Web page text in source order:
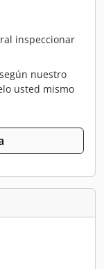
inspeccionar
nuestro
usted mismo